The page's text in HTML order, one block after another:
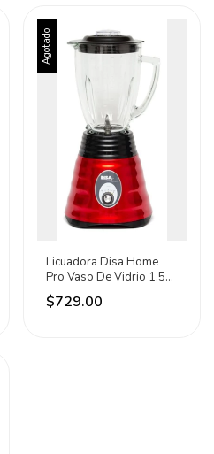
Agotado
Licuadora Disa Home
Pro Vaso De Vidrio 1.5
Lts. 3 Vel Rojo
$729.00